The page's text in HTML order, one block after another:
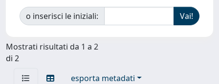
o inserisci le iniziali:
Mostrati risultati da 1 a 2
di 2
esporta metadati